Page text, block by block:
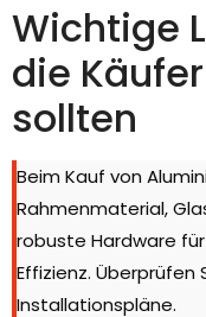
Wichtige
die
sollten
Beim Kauf von
Rahmenmaterial,
robuste Hardware
Effizienz. Überprüfen
Installationspläne.